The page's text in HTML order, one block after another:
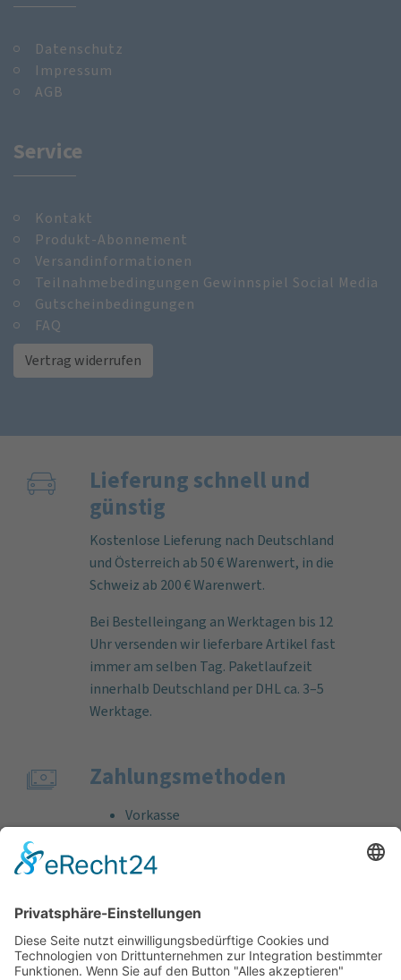
Datenschutz
Impressum
AGB
Service
Kontakt
Produkt-Abonnement
Versandinformationen
Teilnahmebedingungen Gewinnspiel Social Media
Gutscheinbedingungen
FAQ
Vertrag widerrufen
Lieferung schnell und
günstig
Kostenlose Lieferung nach Deutschland
und Österreich ab 50 € Warenwert, in die
Schweiz ab 200 € Warenwert.
Bei Bestelleingang an Werktagen bis 12
Uhr versenden wir lieferbare Artikel fast
immer am selben Tag. Paketlaufzeit
innerhalb Deutschland per DHL ca. 3–5
Werktage.
Zahlungs­methoden
Vorkasse
Bankeinzug
Kreditkarte (VISA & MasterCard)
Support
Kostenlose Beratung vor und nach dem